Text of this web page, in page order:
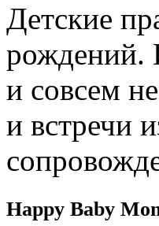
Детские
рождений.
и совсем
и встречи
Happy Baby